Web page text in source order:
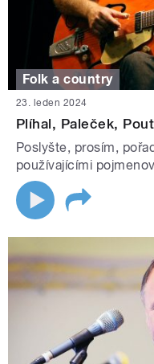
Folk a country
23. leden 2024
Plíhal, Paleček,
Poslyšte, prosím,
používajícími